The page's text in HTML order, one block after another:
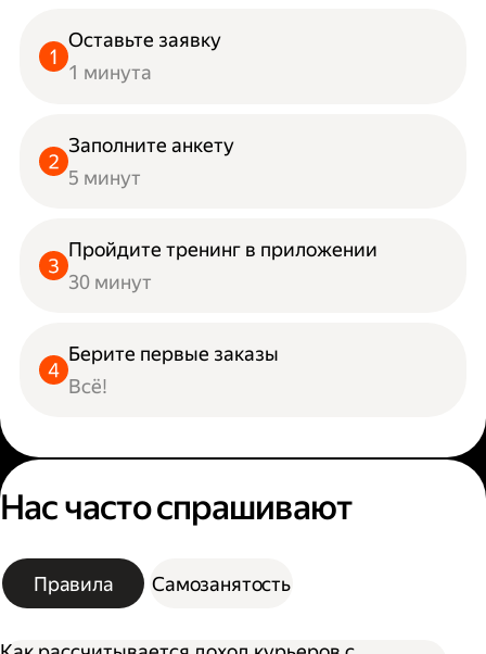
Оставьте заявку
1 минута
Заполните анкету
5 минут
Пройдите тренинг в приложении
30 минут
Берите первые заказы
Всё!
Нас часто спрашивают
Правила Самозанятость